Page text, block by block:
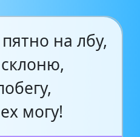
на лбу,
могу!